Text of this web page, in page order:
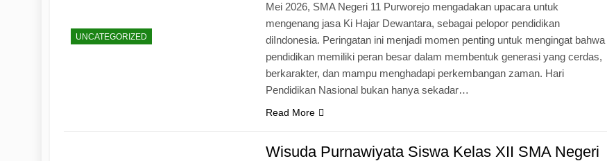
UNCATEGORIZED
Mei 2026, SMA Negeri 11 Purworejo mengadakan upacara untuk
mengenang jasa Ki Hajar Dewantara, sebagai pelopor pendidikan
diIndonesia. Peringatan ini menjadi momen penting untuk mengingat bahwa
pendidikan memiliki peran besar dalam membentuk generasi yang cerdas,
berkarakter, dan mampu menghadapi perkembangan zaman. Hari
Pendidikan Nasional bukan hanya sekadar…
Read More
Wisuda Purnawiyata Siswa Kelas XII SMA Negeri